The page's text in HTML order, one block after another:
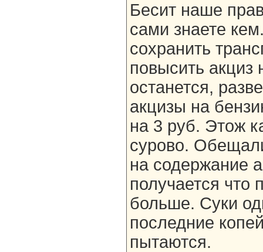
Бесит наше
сами знаете
сохранить
повысить акциз
останется,
акцизы на
на 3 руб. Этож
сурово.
на содержание
получается что
больше. Суки
последние
пытаются.